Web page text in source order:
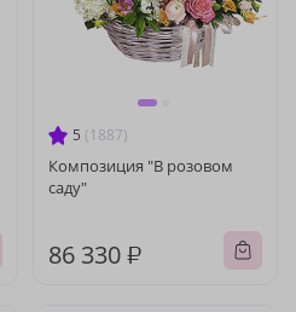
5 (1887)
Композиция "В розовом
саду"
86 330 ₽